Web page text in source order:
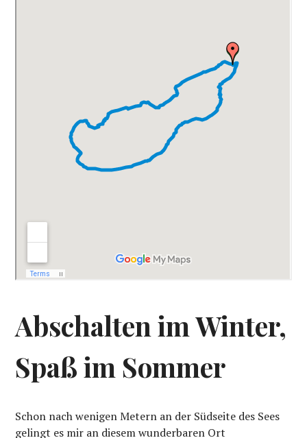
Abschalten im Winter,
Spaß im Sommer
Schon nach wenigen Metern an der Südseite des Sees
gelingt es mir an diesem wunderbaren Ort